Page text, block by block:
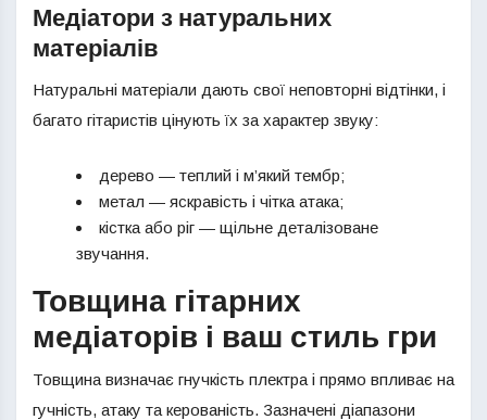
Медіатори з натуральних
матеріалів
Натуральні матеріали дають свої неповторні відтінки, і
багато гітаристів цінують їх за характер звуку:
дерево — теплий і м’який тембр;
метал — яскравість і чітка атака;
кістка або ріг — щільне деталізоване
звучання.
Товщина гітарних
медіаторів і ваш стиль гри
Товщина визначає гнучкість плектра і прямо впливає на
гучність, атаку та керованість. Зазначені діапазони